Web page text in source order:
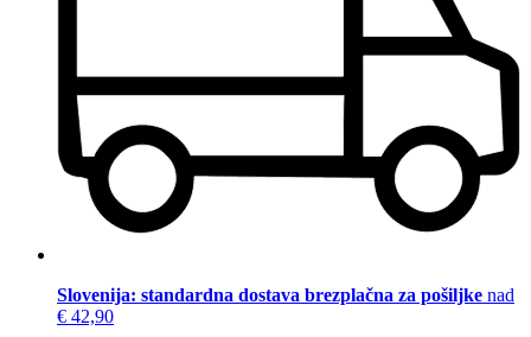
Slovenija: standardna dostava brezplačna za pošiljke nad
€ 42,90